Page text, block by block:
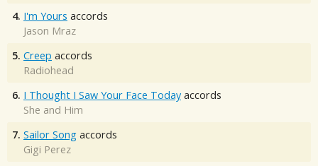
4. I'm Yours accords
Jason Mraz
5. Creep accords
Radiohead
6. I Thought I Saw Your Face Today accords
She and Him
7. Sailor Song accords
Gigi Perez